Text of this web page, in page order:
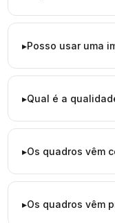
Posso usar uma
Qual é a
Os quadros vêm
Os quadros vêm